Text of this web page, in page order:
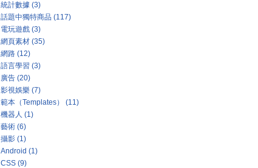
統計數據 (3)
話題中獨特商品 (117)
電玩遊戲 (3)
網頁素材 (35)
網路 (12)
語言學習 (3)
廣告 (20)
影視娛樂 (7)
範本（Templates）
(11)
機器人 (1)
藝術 (6)
攝影 (1)
Android (1)
CSS (9)